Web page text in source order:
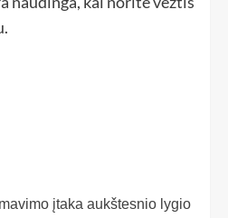
įtaka aukštesnio lygio